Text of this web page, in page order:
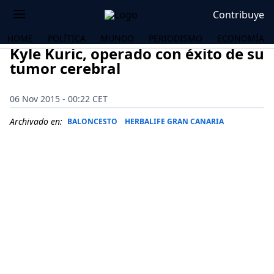
Contribuye
HOME POLÍTICA MUNDO PERIODISMO ECONOMÍA
Kyle Kuric, operado con éxito de su
tumor cerebral
06 Nov 2015 - 00:22 CET
Archivado en: BALONCESTO HERBALIFE GRAN CANARIA